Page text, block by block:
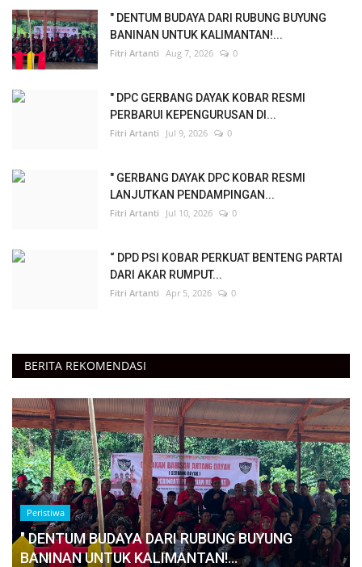
" DENTUM BUDAYA DARI RUBUNG BUYUNG
BANINAN UNTUK KALIMANTAN!...
Fitri Artanti Aug 7, 2026 0
" DPC GERBANG DAYAK KOBAR RESMI
PERBARUI KEPENGURUSAN DI...
Fitri Artanti Jul 9, 2026 0
" GERBANG DAYAK DPC KOBAR RESMI
LANJUTKAN PENDAMPINGAN...
Fitri Artanti Jul 10, 2026 0
“ DPD PSI KOBAR PERKUAT BENTENG PARTAI
DARI AKAR RUMPUT...
Fitri Artanti Apr 5, 2026 0
BERITA REKOMENDASI
Peristiwa
" DENTUM BUDAYA DARI RUBUNG BUYUNG
BANINAN UNTUK KALIMANTAN!...